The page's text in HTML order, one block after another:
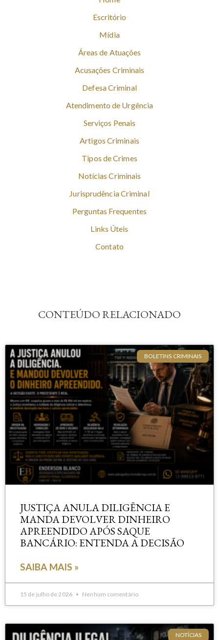
Escritório
Mídia
Áreas de Atuações
Acusações Criminais
Defesa Criminal
Atendimento de Urgência
Serviços Penais
Artigos Criminais
Tipos de Crimes
Notícias Criminais
Jurisprudência Criminal
Perguntas Frequentes
Links Úteis
Contato
CONTEÚDO RELACIONADO
BOLETINS CRIMINAIS
JUSTIÇA ANULA DILIGÊNCIA E
MANDA DEVOLVER DINHEIRO
APREENDIDO APÓS SAQUE
BANCÁRIO: ENTENDA A DECISÃO
SAIBA MAIS »
15 de julho de 2026 Nenhum comentário
NOTÍCIAS